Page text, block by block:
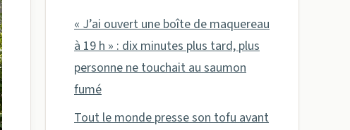
« J’ai ouvert une boîte de maquereau
à 19 h » : dix minutes plus tard, plus
personne ne touchait au saumon
fumé
Tout le monde presse son tofu avant